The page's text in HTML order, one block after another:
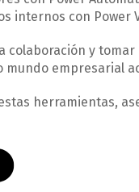
internos con Power
colaboración y tomar
mundo empresarial
herramientas,